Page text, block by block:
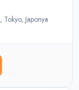
, Tokyo, Japonya